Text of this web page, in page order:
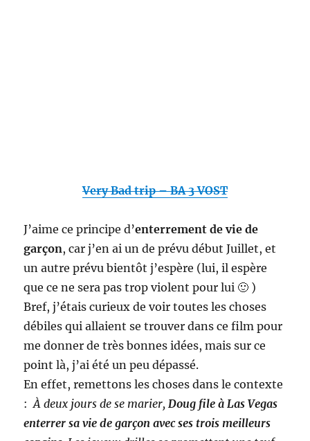
Very Bad trip – BA 3 VOST
J’aime ce principe d’enterrement de vie de
garçon, car j’en ai un de prévu début Juillet, et
un autre prévu bientôt j’espère (lui, il espère
que ce ne sera pas trop violent pour lui 🙂 )
Bref, j’étais curieux de voir toutes les choses
débiles qui allaient se trouver dans ce film pour
me donner de très bonnes idées, mais sur ce
point là, j’ai été un peu dépassé.
En effet, remettons les choses dans le contexte
:À deux jours de se marier,Doug file à Las Vegas
enterrer sa vie de garçon avec ses trois meilleurs